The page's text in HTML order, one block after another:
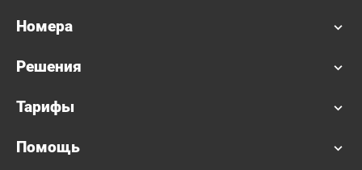
Номера
Решения
Тарифы
Помощь